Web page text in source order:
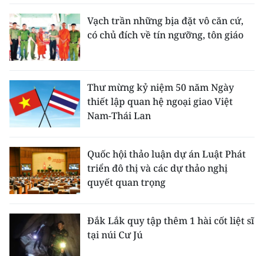
CHUYÊN ĐỀ
CÁC CHUYÊN TRANG
VỀ BÁO NHÂN DÂN
THỜI NAY
NHÂN DÂN HẰNG THÁNG
MUA BÁO
ĐỌC BÁO IN
Vạch trần những bịa đặt vô căn cứ,
có chủ đích về tín ngưỡng, tôn giáo
Thư mừng kỷ niệm 50 năm Ngày
thiết lập quan hệ ngoại giao Việt
Nam-Thái Lan
Quốc hội thảo luận dự án Luật Phát
triển đô thị và các dự thảo nghị
quyết quan trọng
Đắk Lắk quy tập thêm 1 hài cốt liệt sĩ
tại núi Cư Jú